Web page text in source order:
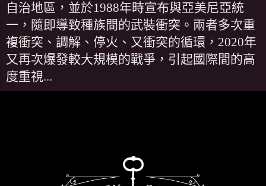
自治地區，並於1988年時宣布與亞美尼亞統
一，隨即導致種族間的武裝衝突。兩者多次重
複衝突、調解、停火、又衝突的循環，2020年
又再次爆發較大規模的戰爭，引起國際間的高
度重視...